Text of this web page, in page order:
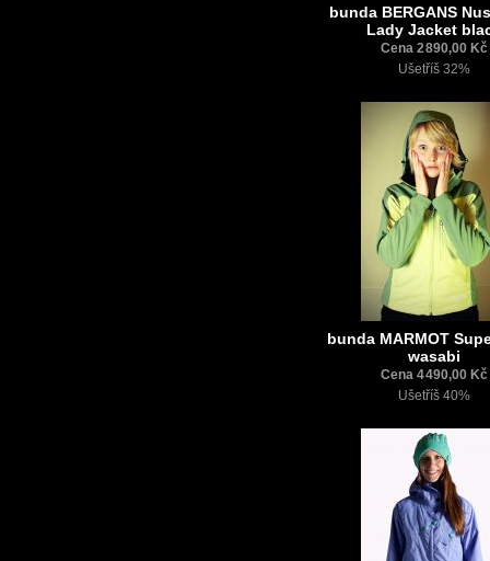
bunda BERGANS
Lady Jacket
Cena 2 890,00 Kč
Ušetříš 32%
bunda MARMOT
wasabi
Cena 4 490,00 Kč
Ušetříš 40%